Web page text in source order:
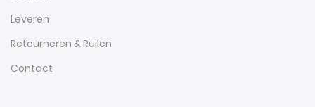
Leveren
Retourneren & Ruilen
Contact